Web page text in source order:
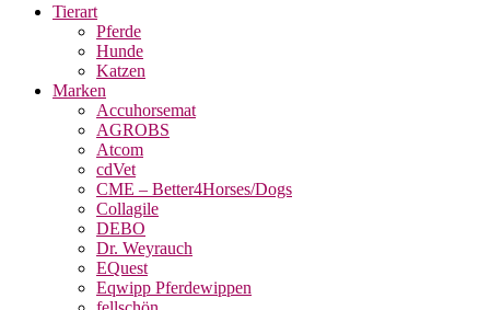
Tierart
Pferde
Hunde
Katzen
Marken
Accuhorsemat
AGROBS
Atcom
cdVet
CME – Better4Horses/Dogs
Collagile
DEBO
Dr. Weyrauch
EQuest
Eqwipp Pferdewippen